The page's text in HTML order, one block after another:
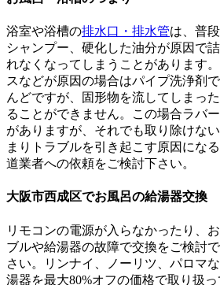
浴室や浴槽の排水口・排水管は、普
シャンプー、硬化した油分が原因で
れなくなってしまうことがあります
スなどが原因の場合はパイプ洗浄剤
んどですが、固形物を流してしまっ
ることができません。この場合ラバ
がありますが、それでも取り除けな
まりトラブルを引き起こす原因にな
道業者への依頼をご検討下さい。
大阪市西成区でお風呂の給湯器交換
リモコンの電源が入らなかったり、
ブルや給湯器の故障で交換をご検討
さい。リンナイ、ノーリツ、パロマ
湯器を最大80%オフの価格で取り扱っ